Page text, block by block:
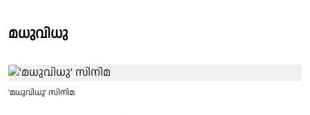
മധുവിധു
'മധുവിധു' സിനിമ